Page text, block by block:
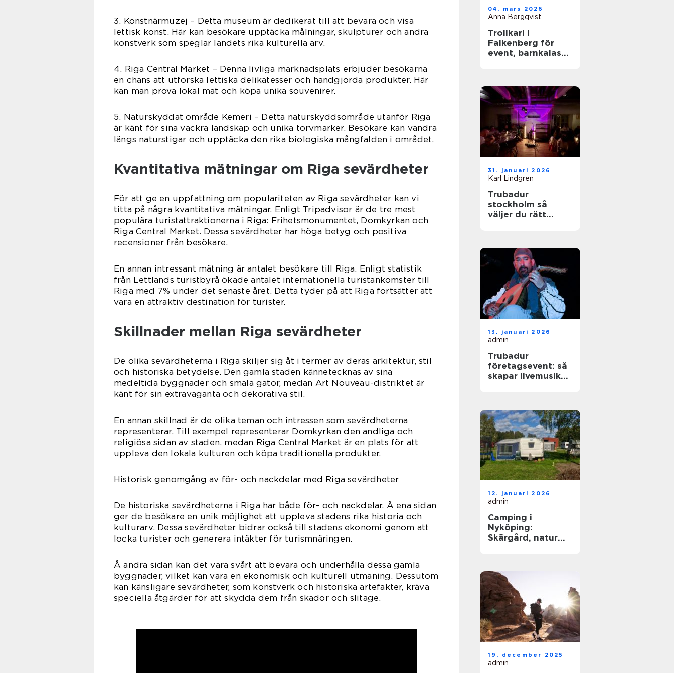
3. Konstnärmuzej – Detta museum är dedikerat till att bevara och visa
lettisk konst. Här kan besökare upptäcka målningar, skulpturer och andra
konstverk som speglar landets rika kulturella arv.
4. Riga Central Market – Denna livliga marknadsplats erbjuder besökarna
en chans att utforska lettiska delikatesser och handgjorda produkter. Här
kan man prova lokal mat och köpa unika souvenirer.
5. Naturskyddat område Kemeri – Detta naturskyddsområde utanför Riga
är känt för sina vackra landskap och unika torvmarker. Besökare kan vandra
längs naturstigar och upptäcka den rika biologiska mångfalden i området.
Kvantitativa mätningar om Riga sevärdheter
För att ge en uppfattning om populariteten av Riga sevärdheter kan vi
titta på några kvantitativa mätningar. Enligt Tripadvisor är de tre mest
populära turistattraktionerna i Riga: Frihetsmonumentet, Domkyrkan och
Riga Central Market. Dessa sevärdheter har höga betyg och positiva
recensioner från besökare.
En annan intressant mätning är antalet besökare till Riga. Enligt statistik
från Lettlands turistbyrå ökade antalet internationella turistankomster till
Riga med 7% under det senaste året. Detta tyder på att Riga fortsätter att
vara en attraktiv destination för turister.
Skillnader mellan Riga sevärdheter
De olika sevärdheterna i Riga skiljer sig åt i termer av deras arkitektur, stil
och historiska betydelse. Den gamla staden kännetecknas av sina
medeltida byggnader och smala gator, medan Art Nouveau-distriktet är
känt för sin extravaganta och dekorativa stil.
En annan skillnad är de olika teman och intressen som sevärdheterna
representerar. Till exempel representerar Domkyrkan den andliga och
religiösa sidan av staden, medan Riga Central Market är en plats för att
uppleva den lokala kulturen och köpa traditionella produkter.
Historisk genomgång av för- och nackdelar med Riga sevärdheter
De historiska sevärdheterna i Riga har både för- och nackdelar. Å ena sidan
ger de besökare en unik möjlighet att uppleva stadens rika historia och
kulturarv. Dessa sevärdheter bidrar också till stadens ekonomi genom att
locka turister och generera intäkter för turismnäringen.
Å andra sidan kan det vara svårt att bevara och underhålla dessa gamla
byggnader, vilket kan vara en ekonomisk och kulturell utmaning. Dessutom
kan känsligare sevärdheter, som konstverk och historiska artefakter, kräva
speciella åtgärder för att skydda dem från skador och slitage.
04. mars 2026
Anna Bergqvist
Trollkarl i
Falkenberg för
event, barnkalas
31. januari 2026
Karl Lindgren
Trubadur
stockholm så
väljer du rätt
13. januari 2026
admin
Trubadur
företagsevent: så
skapar livemusiken
12. januari 2026
admin
Camping i
Nyköping:
Skärgård, natur
19. december 2025
admin